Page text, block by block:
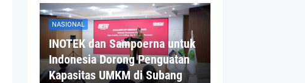
NASIONAL
INOTEK dan Sampoerna untuk
Indonesia Dorong Penguatan
Kapasitas UMKM di Subang